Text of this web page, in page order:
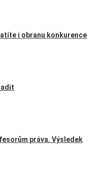
i obranu konkurence
práva. Výsledek